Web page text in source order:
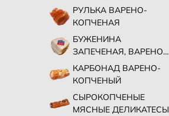
РУЛЬКА ВАРЕНО-
КОПЧЕНАЯ
БУЖЕНИНА
ЗАПЕЧЕНАЯ, ВАРЕНО-
КОПЧЕНАЯ
КАРБОНАД ВАРЕНО-
КОПЧЕНЫЙ
СЫРОКОПЧЕНЫЕ
МЯСНЫЕ ДЕЛИКАТЕСЫ